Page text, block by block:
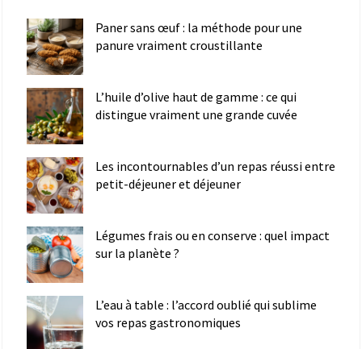
Paner sans œuf : la méthode pour une
panure vraiment croustillante
L’huile d’olive haut de gamme : ce qui
distingue vraiment une grande cuvée
Les incontournables d’un repas réussi entre
petit-déjeuner et déjeuner
Légumes frais ou en conserve : quel impact
sur la planète ?
L’eau à table : l’accord oublié qui sublime
vos repas gastronomiques